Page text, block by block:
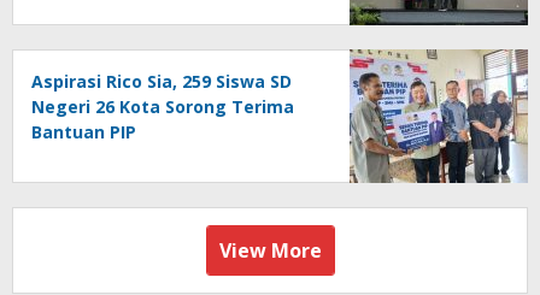
Aspirasi Rico Sia, 259 Siswa SD
Negeri 26 Kota Sorong Terima
Bantuan PIP
View More